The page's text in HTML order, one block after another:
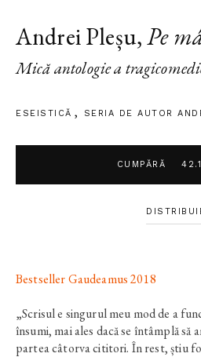
Andrei Pleșu,Pe
Mică antologie a
ESEISTICĂ SERIA DE AUTOR
CUMPĂRĂ
Bestseller Gaudeamus 2018
„Scrisul e singurul meu mod de a
însumi, mai ales dacă se întâmplă să
partea câtorva cititori. În rest, știu